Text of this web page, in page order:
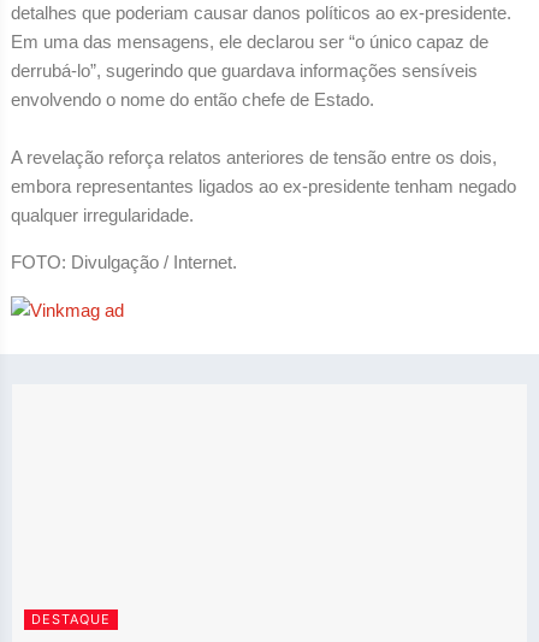
detalhes que poderiam causar danos políticos ao ex-presidente.
Em uma das mensagens, ele declarou ser “o único capaz de
derrubá-lo”, sugerindo que guardava informações sensíveis
envolvendo o nome do então chefe de Estado.
A revelação reforça relatos anteriores de tensão entre os dois,
embora representantes ligados ao ex-presidente tenham negado
qualquer irregularidade.
FOTO: Divulgação / Internet.
DESTAQUE